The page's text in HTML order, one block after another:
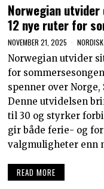
Norwegian
12 nye ruter for
NOVEMBER 21, 2025 NORDISK
Norwegian utvider
for
spenner over
Denne utvidelsen
til 30 og styrker
gir både ferie- og
valgmuligheter enn
READ MORE